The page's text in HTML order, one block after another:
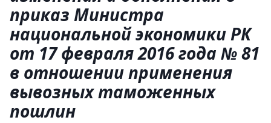
приказ Министра
национальной экономики РК
от 17 февраля 2016 года № 81
в отношении применения
вывозных таможенных
пошлин